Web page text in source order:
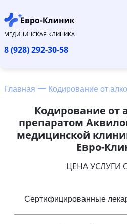
МЕДИЦИНСКАЯ КЛИНИКА
8 (928) 292-30-58
Главная Кодирование от
Кодирование от
препаратом
медицинской
Евро-
ЦЕНА УСЛУГИ
Сертифицированные